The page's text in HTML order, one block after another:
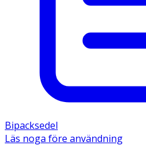
Bipacksedel
Läs noga före användning